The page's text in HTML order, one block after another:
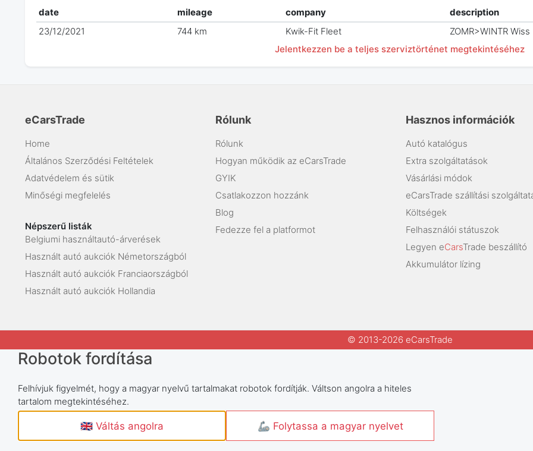
date mileage company description
23/12/2021
744 km Kwik-Fit Fleet ZOMR>WINTR Wiss
Jelentkezzen be a teljes szerviztörténet megtekintéséhez
eCarsTrade
Home
Általános Szerződési Feltételek
Adatvédelem és sütik
Minőségi megfelelés
Népszerű listák
Belgiumi használtautó-árverések
Használt autó aukciók Németországból
Használt autó aukciók Franciaországból
Használt autó aukciók Hollandia
Rólunk
Rólunk
Hogyan működik az eCarsTrade
GYIK
Csatlakozzon hozzánk
Blog
Fedezze fel a platformot
Hasznos információk
Autó katalógus
Extra szolgáltatások
Vásárlási módok
eCarsTrade szállítási
Költségek
Felhasználói státuszok
Legyen eCarsTrade beszállító
Akkumulátor lízing
© 2013-2026 eCarsTrade
Robotok fordítása
Felhívjuk figyelmét, hogy a magyar nyelvű tartalmakat robotok fordítják. Váltson angolra a hiteles
tartalom megtekintéséhez.
🇬🇧 Váltás angolra 🦾 Folytassa a magyar nyelvet